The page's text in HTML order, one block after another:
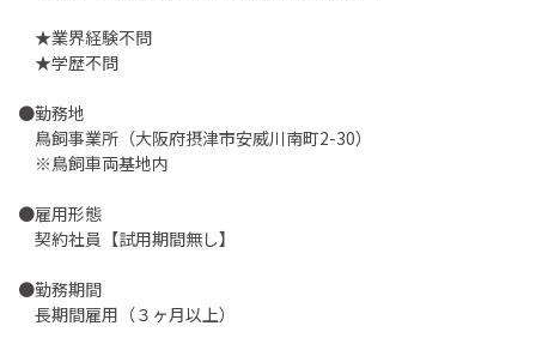
★業界経験不問
★学歴不問
●勤務地
鳥飼事業所（大阪府摂津市安威川南町2-30）
※鳥飼車両基地内
●雇用形態
契約社員【試用期間無し】
●勤務期間
長期間雇用（３ヶ月以上）